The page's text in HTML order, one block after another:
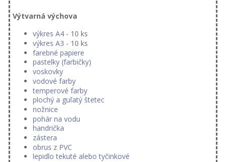
Výtvarná výchova
výkres A4 - 10 ks
výkres A3 - 10 ks
farebné papiere
pastelky (farbičky)
voskovky
vodové farby
temperové farby
plochý a guľatý štetec
nožnice
pohár na vodu
handrička
zástera
obrus z PVC
lepidlo tekuté alebo tyčinkové